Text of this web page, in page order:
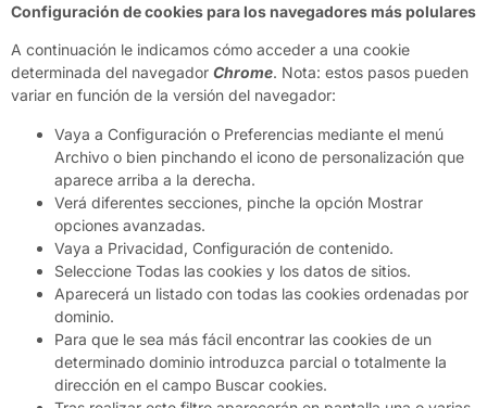
Configuración de cookies para los navegadores más polulares
A continuación le indicamos cómo acceder a una cookie
determinada del navegador Chrome. Nota: estos pasos pueden
variar en función de la versión del navegador:
Vaya a Configuración o Preferencias mediante el menú
Archivo o bien pinchando el icono de personalización que
aparece arriba a la derecha.
Verá diferentes secciones, pinche la opción Mostrar
opciones avanzadas.
Vaya a Privacidad, Configuración de contenido.
Seleccione Todas las cookies y los datos de sitios.
Aparecerá un listado con todas las cookies ordenadas por
dominio.
Para que le sea más fácil encontrar las cookies de un
determinado dominio introduzca parcial o totalmente la
dirección en el campo Buscar cookies.